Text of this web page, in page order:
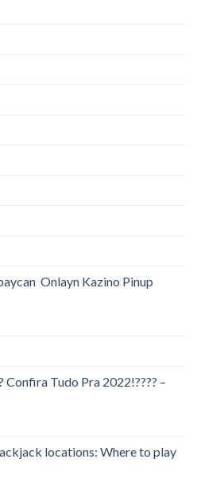
Onlayn Kazino Pinup
Confira Tudo Pra 2022!???? –
locations: Where to play